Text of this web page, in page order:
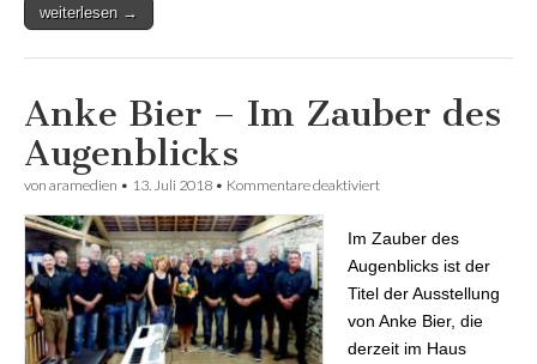
weiterlesen →
Anke Bier – Im Zauber des
Augenblicks
von aramedien • 13. Juli 2018 • Kommentare deaktiviert
Im Zauber des
Augenblicks ist der
Titel der Ausstellung
von Anke Bier, die
derzeit im Haus